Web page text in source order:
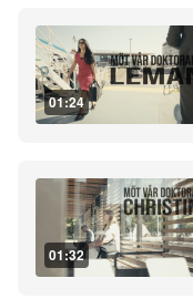
01:24
01:32